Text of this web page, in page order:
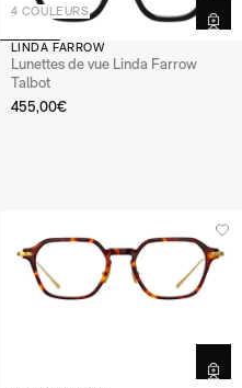
4 COULEURS
LINDA FARROW
Lunettes de vue Linda Farrow
Talbot
455,00€